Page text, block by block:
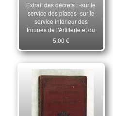
Extrait des décrets : -sur le
service des places -sur le
service intérieur des
troupes de l’Artillerie et du
train des équipages
militaires -et sur le service
des armées en campagne
5,00 €